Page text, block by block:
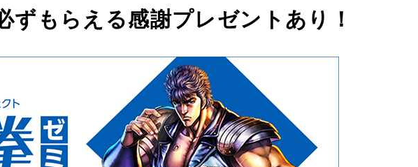
ずもらえる感謝プレゼントあり！